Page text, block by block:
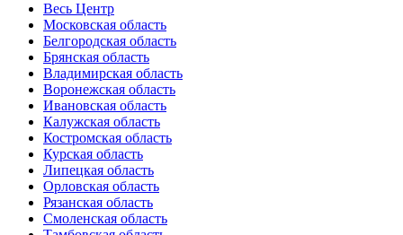
Весь Центр
Московская область
Белгородская область
Брянская область
Владимирская область
Воронежская область
Ивановская область
Калужская область
Костромская область
Курская область
Липецкая область
Орловская область
Рязанская область
Смоленская область